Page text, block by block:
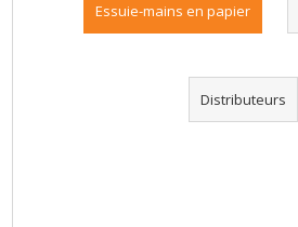
Essuie-mains en papier
Distributeurs